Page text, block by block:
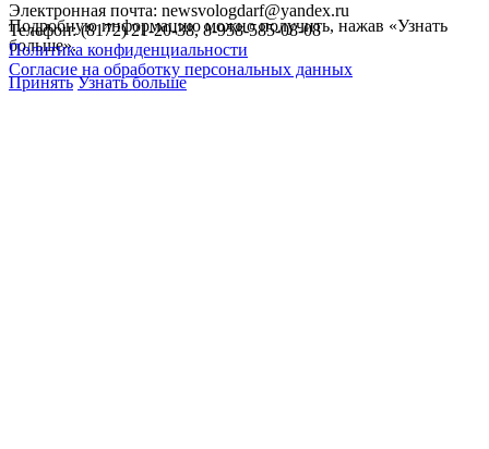
Электронная почта: newsvologdarf@yandex.ru
Телефон: (8172) 21-20-38, 8-958-585-08-08
Политика конфиденциальности
Согласие на обработку персональных данных
Подробную информацию можно получить, нажав «Узнать
больше».
Принять Узнать больше